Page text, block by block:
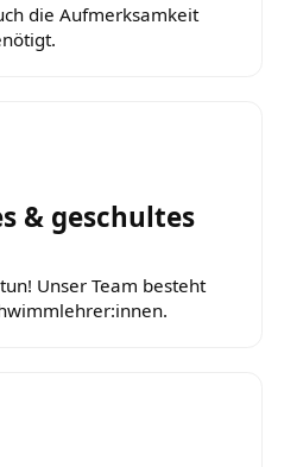
die Aufmerksamkeit
& geschultes
Unser Team besteht